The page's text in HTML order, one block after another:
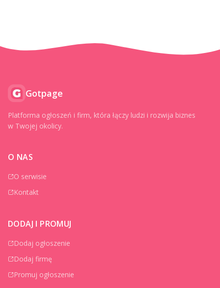
Gotpage
Platforma ogłoszeń i firm, która łączy ludzi i rozwija biznes
w Twojej okolicy.
O NAS
O serwisie
Kontakt
DODAJ I PROMUJ
Dodaj ogłoszenie
Dodaj firmę
Promuj ogłoszenie